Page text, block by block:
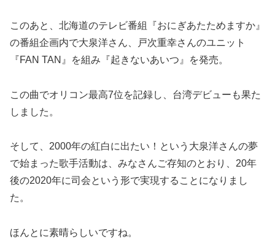
の番組企画内で大泉洋さん、戸次重幸さんのユニット
『FAN TAN』を組み『起きないあいつ』を発売。
しました。
で始まった歌手活動は、みなさんご存知のとおり、20年
後の2020年に司会という形で実現することになりまし
た。